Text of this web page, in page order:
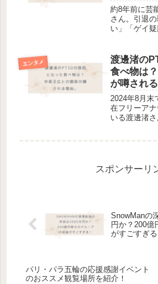
約8年前に芸
さん。引退
い」「ゲイ
の月日が経
のはなぜか
エンタメ
渡邊渚の
食べ物は
が噂される
2024年8月末
在フリーア
いる渡邊渚
スポンサーリ
SnowManの
円か？200億
がすごすぎる
パリ・パラ五輪の応援感謝イベント
のおススメ観覧場所を紹介！